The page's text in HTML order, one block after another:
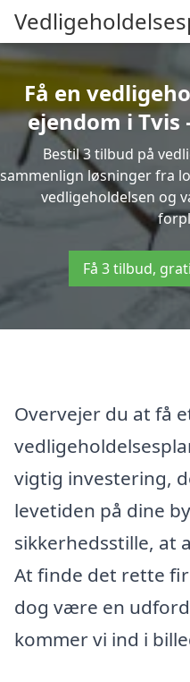
Få en
ejendom i
Bestil 3 tilbud på
sammenlign løsninger fra
vedligeholdelsen og
Få 3 tilbud,
Overvejer du at få
vigtig investering,
levetiden på dine
sikkerhedsstille, at
At finde det rette
dog være en
kommer vi ind i